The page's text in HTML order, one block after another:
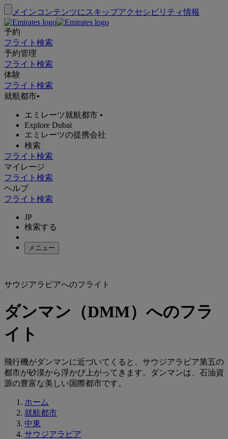
メインコンテンツにスキップアクセシビリティ情報
予約
フライト検索
予約管理
フライト検索
体験
フライト検索
就航都市•
エミレーツ就航都市 •
Explore Dubai
エミレーツの提携会社
検索
フライト検索
マイレージ
フライト検索
ヘルプ
フライト検索
JP
検索する
メニュー
サウジアラビアへのフライト
ダンマン（DMM）へのフラ
イト
飛行機がダンマンに近づいてくると、サウジアラビア第五の
都市が砂漠から浮かび上がってきます。ダンマンは、石油資
源の豊富な美しい国際都市です。
ホーム
就航都市
中東
サウジアラビア